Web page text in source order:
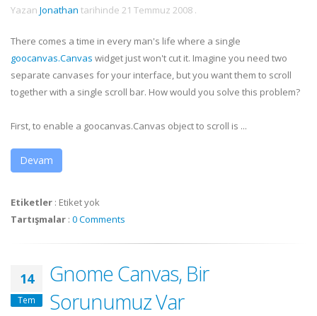
Yazan Jonathan tarihinde 21 Temmuz 2008 .
There comes a time in every man's life where a single
goocanvas.Canvas widget just won't cut it. Imagine you need two
separate canvases for your interface, but you want them to scroll
together with a single scroll bar. How would you solve this problem?
First, to enable a goocanvas.Canvas object to scroll is ...
Devam
Etiketler : Etiket yok
Tartışmalar : 0 Comments
14
Tem
Gnome Canvas, Bir
Sorunumuz Var